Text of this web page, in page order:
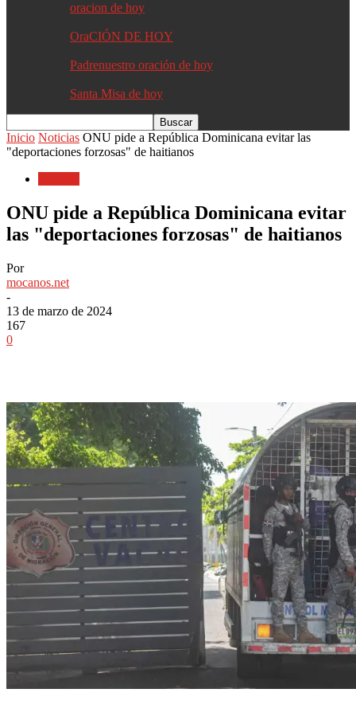
oracion de hoy
OraCIÓN DE HOY
Padrenuestro oración de hoy
Santa Misa de hoy
Inicio Noticias ONU pide a República Dominicana evitar las
"deportaciones forzosas" de haitianos
ONU pide a República Dominicana evitar
las "deportaciones forzosas" de haitianos
Por
mocanos.net
-
13 de marzo de 2024
167
0